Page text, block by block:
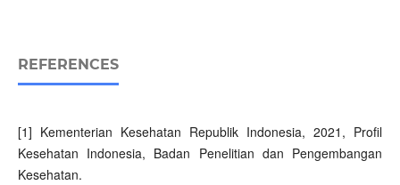
REFERENCES
[1] Kementerian Kesehatan Republik Indonesia, 2021, Profil
Kesehatan Indonesia, Badan Penelitian dan Pengembangan
Kesehatan.